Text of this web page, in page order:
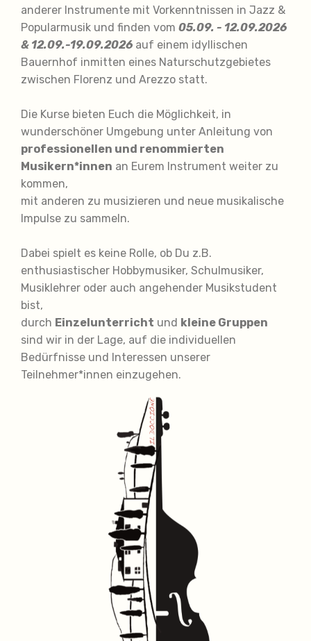
anderer Instrumente mit Vorkenntnissen in Jazz &
Popularmusik und finden vom 05.09. - 12.09.2026
& 12.09.-19.09.2026 auf einem idyllischen
Bauernhof inmitten eines Naturschutzgebietes
zwischen Florenz und Arezzo statt.
Die Kurse bieten Euch die Möglichkeit, in
wunderschöner Umgebung unter Anleitung von
professionellen und renommierten
Musikern*innen an Eurem Instrument weiter zu
kommen,
mit anderen zu musizieren und neue musikalische
Impulse zu sammeln.
Dabei spielt es keine Rolle, ob Du z.B.
enthusiastischer Hobbymusiker, Schulmusiker,
Musiklehrer oder auch angehender Musikstudent
bist,
durch Einzelunterricht und kleine Gruppen
sind wir in der Lage, auf die individuellen
Bedürfnisse und Interessen unserer
Teilnehmer*innen einzugehen.